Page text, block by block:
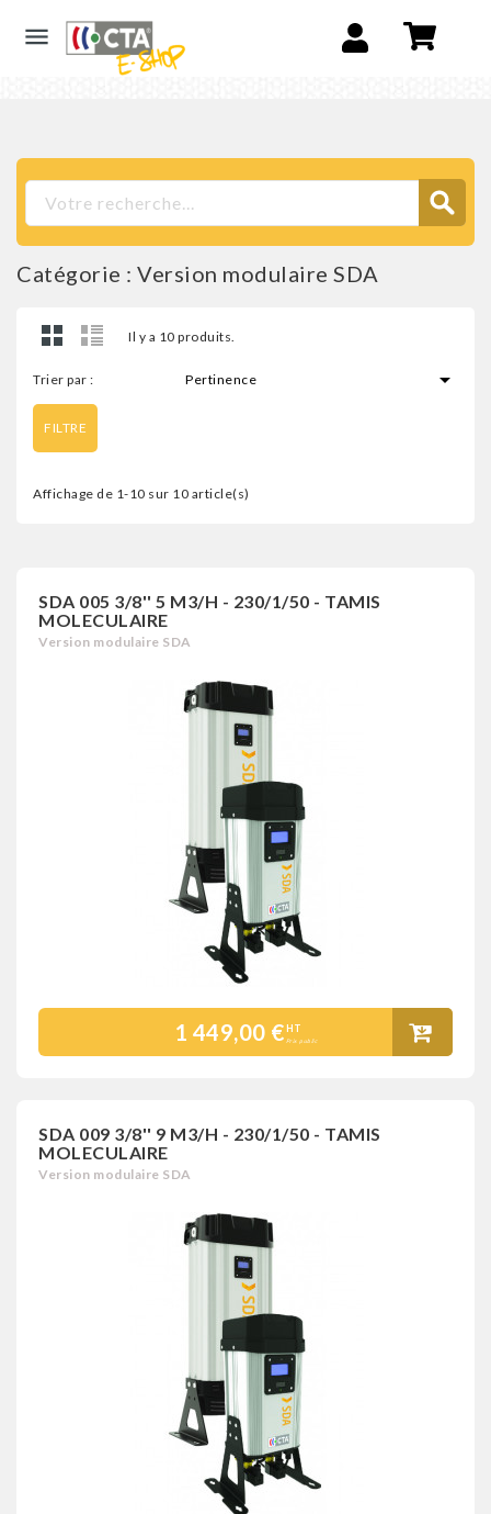

Catégorie : Version modulaire SDA
Il y a 10 produits.
Trier par : Pertinence 
FILTRE
Affichage de 1-10 sur 10 article(s)
SDA 005 3/8'' 5 M3/H - 230/1/50 - TAMIS
MOLECULAIRE
Version modulaire SDA
1 449,00 €HT
Prix public
SDA 009 3/8'' 9 M3/H - 230/1/50 - TAMIS
MOLECULAIRE
Version modulaire SDA